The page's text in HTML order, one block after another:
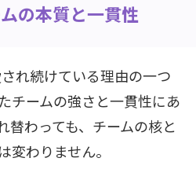
の本質と一貫性
され続けている理由の一つ
チームの強さと一貫性にあ
替わっても、チームの核と
変わりません。